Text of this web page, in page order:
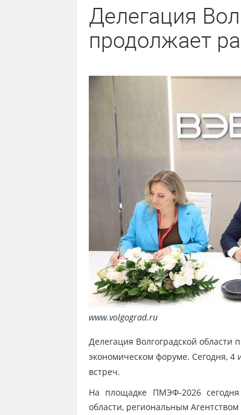
Делегация
продолжает
www.volgograd.ru
Делегация Волгоградской
экономическом форуме. Сегодня, 4
встреч.
На площадке ПМЭФ-2026
области, региональным